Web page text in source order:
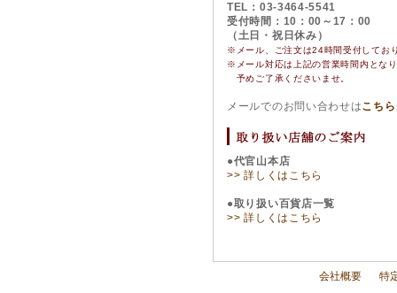
TEL：03-3464-5541
受付時間：10：00～17：00
（土日・祝日休み）
※メール、ご注文は24時間受付してお
※ メール対応は上記の営業時間内とな
予めご了承くださいませ。
メールでのお問い合わせはこちら
●代官山本店
>> 詳しくはこちら
●取り扱い百貨店一覧
>> 詳しくはこちら
会社概要 特